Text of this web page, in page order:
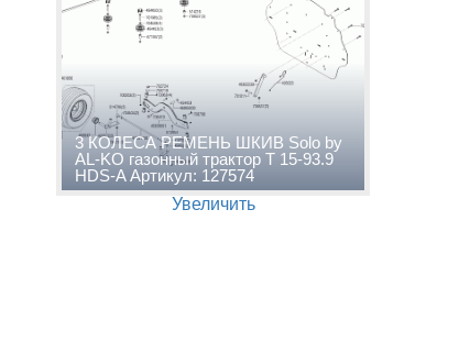
3 КОЛЕСА РЕМЕНЬ ШКИВ Solo by
AL-KO газонный трактор T 15-93.9
HDS-A Артикул: 127574
Увеличить